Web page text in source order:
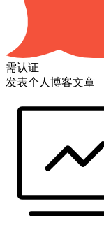
需认证
发表个人博客文章